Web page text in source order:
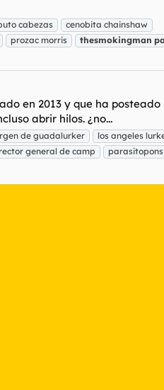
cabezas
cenobita chainshaw
prozac morris thesmokingman
en 2013 y que ha
abrir hilos. ¿no...
de guadalurker
los angeles
general de camp parasitopons